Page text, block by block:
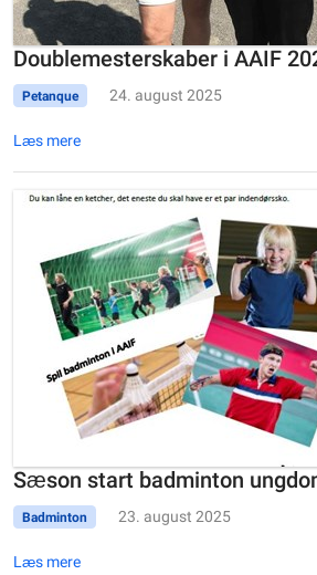
Doublemesterskaber i AAIF
Petanque 24. august 2025
Læs mere
Sæson start badminton
Badminton 23. august 2025
Læs mere